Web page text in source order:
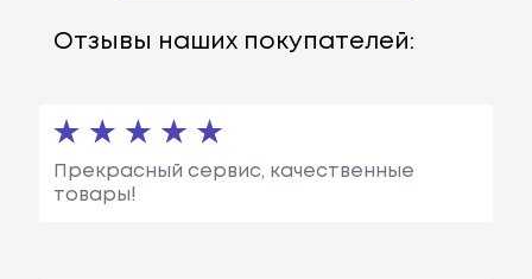
Отзывы наших покупателей:
Прекрасный сервис, качественные
товары!